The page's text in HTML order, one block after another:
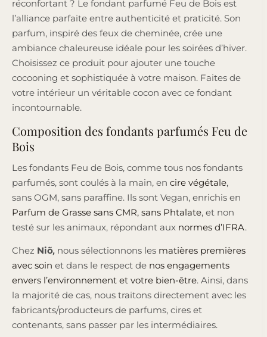
réconfortant ? Le fondant parfumé Feu de Bois est
l’alliance parfaite entre authenticité et praticité. Son
parfum, inspiré des feux de cheminée, crée une
ambiance chaleureuse idéale pour les soirées d’hiver.
Choisissez ce produit pour ajouter une touche
cocooning et sophistiquée à votre maison. Faites de
votre intérieur un véritable cocon avec ce fondant
incontournable.
Composition des fondants parfumés Feu de
Bois
Les fondants Feu de Bois, comme tous nos fondants
parfumés, sont coulés à la main, en cire végétale,
sans OGM, sans paraffine. Ils sont Vegan, enrichis en
Parfum de Grasse sans CMR, sans Phtalate, et non
testé sur les animaux, répondant aux normes d’IFRA.
Chez Niõ, nous sélectionnons les matières premières
avec soin et dans le respect de nos engagements
envers l’environnement et votre bien-être. Ainsi, dans
la majorité de cas, nous traitons directement avec les
fabricants/producteurs de parfums, cires et
contenants, sans passer par les intermédiaires.